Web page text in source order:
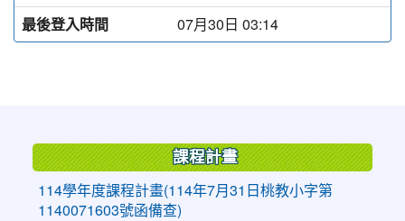
最後登入時間
07月30日 03:14
課程計畫
114學年度課程計畫(114年7月31日桃教小字第
1140071603號函備查)